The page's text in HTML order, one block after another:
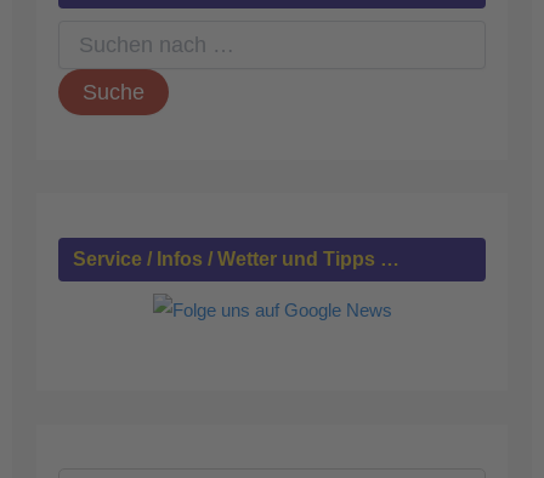
c
h
:
Service / Infos / Wetter und Tipps …